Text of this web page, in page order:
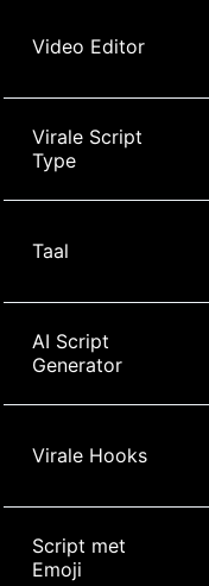
Video Editor
Virale Script
Type
Taal
AI Script
Generator
Virale Hooks
Script met
Emoji